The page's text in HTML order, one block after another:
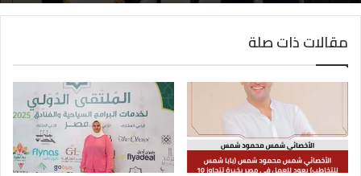
(بدون عنوان)
مقالات ذات صلة